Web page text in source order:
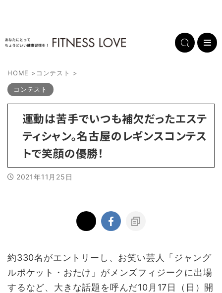
HOME > コンテスト >
コンテスト
運動は苦手でいつも補欠だったエステ
ティシャン。名古屋のレギンスコンテス
トで笑顔の優勝！
2021年11月25日
約330名がエントリーし、お笑い芸人「ジャング
ルポケット・おたけ」がメンズフィジークに出場
するなど、大きな話題を呼んだ10月17日（日）開